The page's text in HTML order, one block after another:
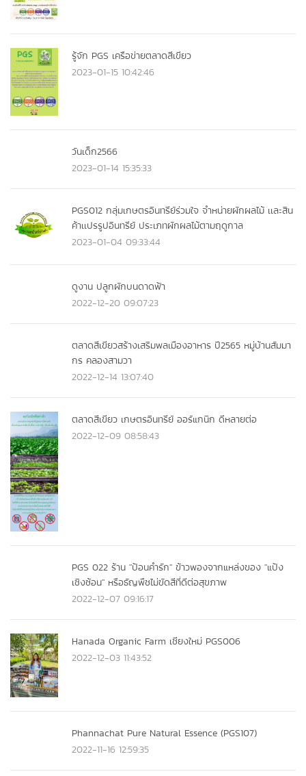
รู้จัก PGS เครือข่ายตลาดสีเขียว
2023-01-15 10:42:46
วันเด็ก2566
2023-01-14 15:35:33
PGS012 กลุ่มเกษตรอินทรีย์ร่วมใจ จำหน่ายผักผลไม้ เเละสิน
ค้าเเปรรูปอินทรีย์ ประเภทผักผลไม้ตามฤดูกาล
2023-01-04 09:33:44
ดูงาน ปลูกผักบนดาดฟ้า
2022-12-20 09:07:23
ตลาดสีเขียวสร้างเสริมพลเมืองอาหาร ปี2565 หมู่บ้านสัมมา
กร คลองสามวา
2022-12-14 13:07:40
ตลาดสีเขียว เกษตรอินทรีย์ ออร์แกนิก ดีหลายต่อ
2022-12-09 08:58:43
PGS 022 ร้าน "ป้อนคำรัก" ข้าวพองจากแหล่งของ "แป้ง
เชิงซ้อน" หรือธัญพืชไม่ขัดสีที่ดีต่อสุขภาพ
2022-12-07 09:16:17
Hanada Organic Farm เชียงใหม่ PGS006
2022-12-03 11:43:52
Phannachat Pure Natural Essence (PGS107)
2022-11-16 12:59:35